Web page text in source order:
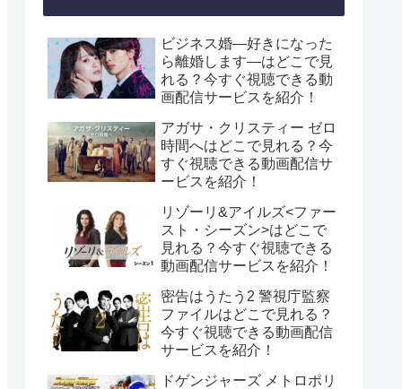
ビジネス婚―好きになった
ら離婚します―はどこで見
れる？今すぐ視聴できる動
画配信サービスを紹介！
アガサ・クリスティー ゼロ
時間へはどこで見れる？今
すぐ視聴できる動画配信サ
ービスを紹介！
リゾーリ&アイルズ<ファー
スト・シーズン>はどこで
見れる？今すぐ視聴できる
動画配信サービスを紹介！
密告はうたう2 警視庁監察
ファイルはどこで見れる？
今すぐ視聴できる動画配信
サービスを紹介！
ドゲンジャーズ メトロポリ